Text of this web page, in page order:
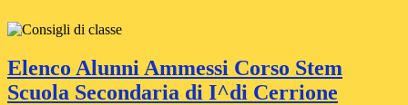
Elenco Alunni Ammessi Corso Stem
Scuola Secondaria di I^di Cerrione